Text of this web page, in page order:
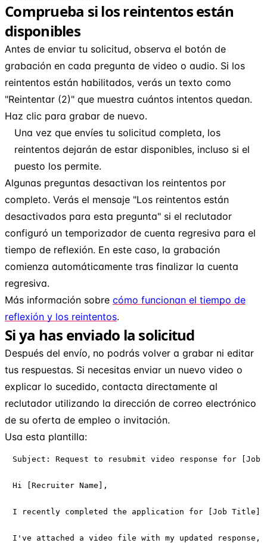
Comprueba si los reintentos están
disponibles
Antes de enviar tu solicitud, observa el botón de
grabación en cada pregunta de video o audio. Si los
reintentos están habilitados, verás un texto como
"Reintentar (2)" que muestra cuántos intentos quedan.
Haz clic para grabar de nuevo.
Una vez que envíes tu solicitud completa, los
reintentos dejarán de estar disponibles, incluso si el
puesto los permite.
Algunas preguntas desactivan los reintentos por
completo. Verás el mensaje "Los reintentos están
desactivados para esta pregunta" si el reclutador
configuró un temporizador de cuenta regresiva para el
tiempo de reflexión. En este caso, la grabación
comienza automáticamente tras finalizar la cuenta
regresiva.
Más información sobre cómo funcionan el tiempo de
reflexión y los reintentos.
Si ya has enviado la solicitud
Después del envío, no podrás volver a grabar ni editar
tus respuestas. Si necesitas enviar un nuevo video o
explicar lo sucedido, contacta directamente al
reclutador utilizando la dirección de correo electrónico
de su oferta de empleo o invitación.
Usa esta plantilla:
Subject: Request to resubmit video response for
Hi [Recruiter Name],
I recently completed the application for [Job Title]
I've attached a video file with my updated